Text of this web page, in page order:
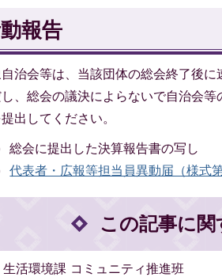
報告
治会等は、当該団体の総会終了後に
、総会の議決によらないで自治会
出してください。
総会に提出した決算報告書の写し
代表者・広報等担当員異動届（様式
この記事に
生活環境課 コミュニティ推進班